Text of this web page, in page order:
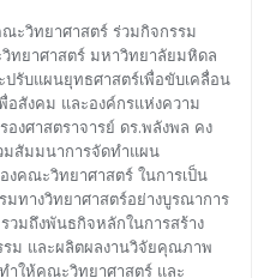
ะวิทยาศาสตร์ ร่วมกิจกรรม
ทยาศาสตร์ มหาวิทยาลัยมหิดล
รับแผนยุทธศาสตร์เพื่อขับเคลื่อน
อสังคม และองค์กรแห่งความ
งศาสตราจารย์ ดร.พลังพล คง
มสัมมนาการจัดทำแผน
งคณะวิทยาศาสตร์ ในการเป็น
ทางวิทยาศาสตร์อย่างบูรณาการ
วมถึงพันธกิจหลักในการสร้าง
ม และผลิตผลงานวิจัยคุณภาพ
ำให้คณะวิทยาศาสตร์ และ